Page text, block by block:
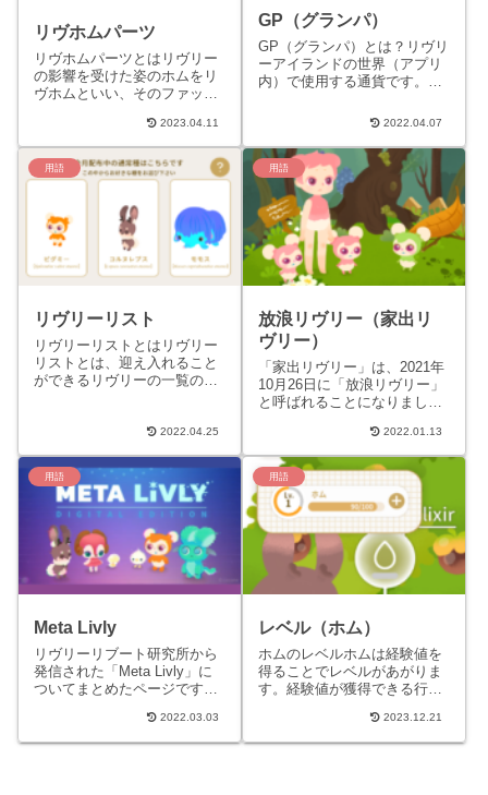
リヴホムパーツ
リヴホムパーツとはリヴリー
の影響を受けた姿のホムをリ
ヴホムといい、そのファッシ
ツです。 ホムやリヴホムと島
ホムについてはコチラのホム
ペ...
2023.04.11
GP（グランパ）
GP（グランパ）とは？リヴリ
ーアイランドの世界（アプリ
内）で使用する通貨です。ラ
ＧＰと課金して得られる有償
使...
2022.04.07
用語
リヴリーリスト
リヴリーリストとはリヴリー
リストとは、迎え入れること
ができるリヴリーの一覧のこ
ある場合［/livly］→→→...
2022.04.25
用語
放浪リヴリー（家出リ
ヴリー）
「家出リヴリー」は、2021年
10月26日に「放浪リヴリー」
と呼ばれることになりまし
はVer.1.11.0時点での情報とな
ります）放浪...
2022.01.13
用語
Meta Livly
リヴリーリブート研究所から
発信された「Meta Livly」に
ついてまとめたページです。
について「Meta Livly（メ
タ...
2022.03.03
用語
レベル（ホム）
ホムのレベルホムは経験値を
得ることでレベルがあがりま
す。経験値が獲得できる行動
ミカルツリーから木の実を収
穫する（/harve...
2023.12.21